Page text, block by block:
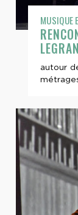
MUSIQUE
autour